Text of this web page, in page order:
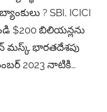
? SBI, ICICI
$200 బిలియన్లను
మస్క్ భారతదేశపు
2023 నాటికి…